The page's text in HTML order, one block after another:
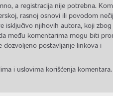
a registracija nije potrebna.
rasnoj osnovi ili povodom
isključivo njihovih autora, koji
među komentarima mogu biti
dozvoljeno postavljanje linkova i
i uslovima korišćenja